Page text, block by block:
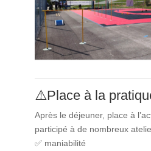
⚠️Place à la
Après le déjeuner, place à
participé à de nombreux
✅ maniabilité